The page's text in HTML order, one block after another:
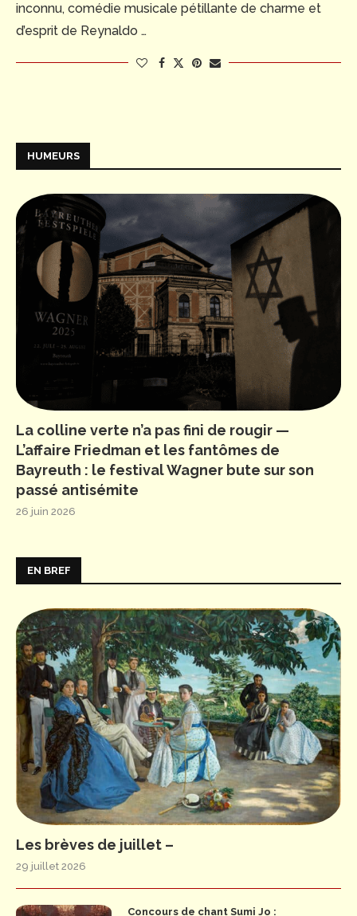
inconnu, comédie musicale pétillante de charme et
d’esprit de Reynaldo …
HUMEURS
La colline verte n’a pas fini de rougir —
L’affaire Friedman et les fantômes de
Bayreuth : le festival Wagner bute sur son
passé antisémite
26 juin 2026
EN BREF
Les brèves de juillet –
29 juillet 2026
Concours de chant Sumi Jo :